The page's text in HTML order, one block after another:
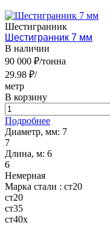
Шестигранник
Шестигранник 7 мм
В наличии
90 000 ₽/тонна
29.98 ₽/
метр
В корзину
Подробнее
Диаметр, мм: 7
7
Длина, м: 6
6
Немерная
Марка стали : ст20
ст20
ст35
ст40х